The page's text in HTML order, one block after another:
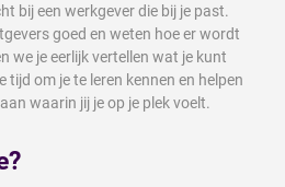
bij een werkgever die bij je past.
goed en weten hoe er wordt
we je eerlijk vertellen wat je kunt
tijd om je te leren kennen en helpen
waarin jij je op je plek voelt.